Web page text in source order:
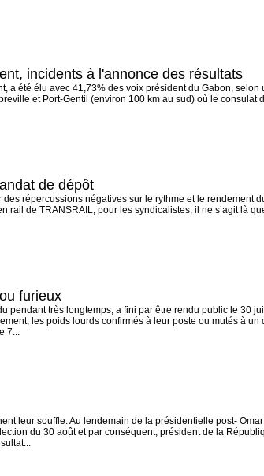
incidents à l'annonce des résultats
a été élu avec 41,73% des voix président du Gabon,
et Port-Gentil (environ 100 km au sud) où le consulat
de dépôt
des répercussions négatives sur le rythme et le rendement
rail de TRANSRAIL, pour les syndicalistes, il ne s’agit là
furieux
pendant très longtemps, a fini par être rendu public le 30
les poids lourds confirmés à leur poste ou mutés à
7...
leur souffle. Au lendemain de la présidentielle post-
du 30 août et par conséquent, président de la